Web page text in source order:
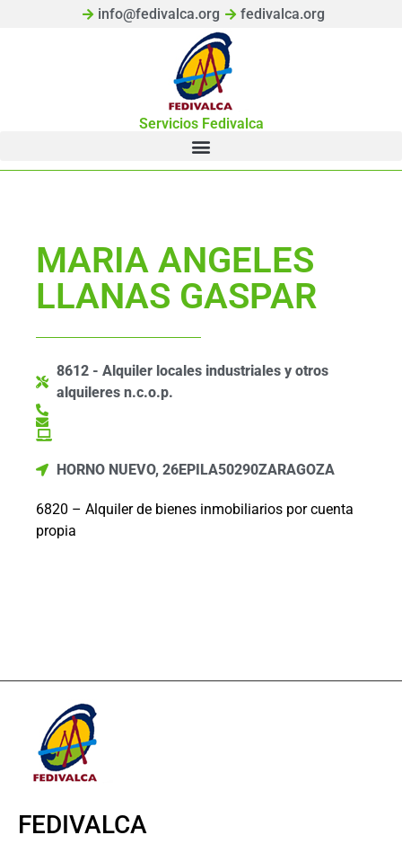
info@fedivalca.org fedivalca.org
Servicios Fedivalca
MARIA ANGELES
LLANAS GASPAR
8612 - Alquiler locales industriales y otros
alquileres n.c.o.p.
HORNO NUEVO, 26EPILA50290ZARAGOZA
6820 – Alquiler de bienes inmobiliarios por cuenta
propia
FEDIVALCA